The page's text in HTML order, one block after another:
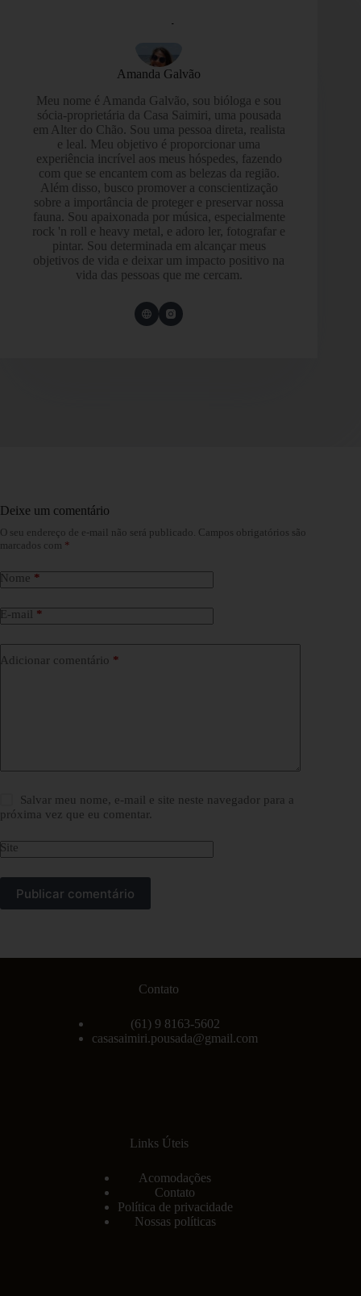
Amanda Galvão
Meu nome é Amanda Galvão, sou bióloga e sou
sócia-proprietária da Casa Saimiri, uma pousada
em Alter do Chão. Sou uma pessoa direta, realista
e leal. Meu objetivo é proporcionar uma
experiência incrível aos meus hóspedes, fazendo
com que se encantem com as belezas da região.
Além disso, busco promover a conscientização
sobre a importância de proteger e preservar nossa
fauna. Sou apaixonada por música, especialmente
rock 'n roll e heavy metal, e adoro ler, fotografar e
pintar. Sou determinada em alcançar meus
objetivos de vida e deixar um impacto positivo na
vida das pessoas que me cercam.
Deixe um comentário
O seu endereço de e-mail não será publicado. Campos obrigatórios são
marcados com *
Nome *
E-mail *
Adicionar comentário *
Salvar meu nome, e-mail e site neste navegador para a
próxima vez que eu comentar.
Site
Publicar comentário
Contato
(61) 9 8163-5602
casasaimiri.pousada@gmail.com
Links Úteis
Acomodações
Contato
Política de privacidade
Nossas políticas